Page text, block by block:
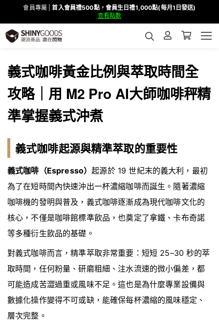
會員專屬 |首入會員禮500點，會員生日禮1,000點(每月1日發送)
查看點數
義式咖啡黃金比例與萃取時間全
攻略｜用 M2 Pro AI大師咖啡秤精
準掌握義式沖煮
義式咖啡起源與精準萃取的重要性
義式咖啡（Espresso）起源於 19 世紀末的義大利，最初
為了在短時間內快速沖出一杯濃縮咖啡而誕生。隨著濃縮
咖啡機的發明與普及，義式咖啡逐漸成為現代咖啡文化的
核心，不僅是咖啡館標準飲品，也奠定了拿鐵、卡布奇諾
等多種衍生飲品的基礎。
對義式咖啡而言，精準萃取非常重要：短短 25–30 秒的萃
取時間，任何粉量、研磨粗細、注水流速的微小偏差，都
可能造成苦澀過重或風味不足。這也是為什麼專業設備與
數據化操作變得不可或缺，能確保每杯濃縮的風味穩定、
層次完整。